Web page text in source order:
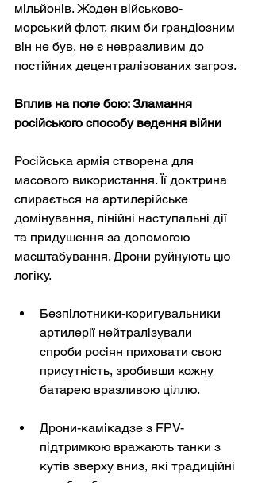
мільйонів. Жоден військово-
морський флот, яким би грандіозним
він не був, не є невразливим до
постійних децентралізованих загроз.
Вплив на поле бою: Зламання
російського способу ведення війни
Російська армія створена для
масового використання. Її доктрина
спирається на артилерійське
домінування, лінійні наступальні дії
та придушення за допомогою
масштабування. Дрони руйнують цю
логіку.
Безпілотники-коригувальники
артилерії нейтралізували
спроби росіян приховати свою
присутність, зробивши кожну
батарею вразливою ціллю.
Дрони-камікадзе з FPV-
підтримкою вражають танки з
кутів зверху вниз, які традиційні